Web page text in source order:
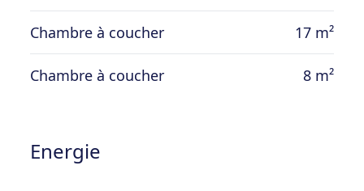
Chambre à coucher 17 m²
Chambre à coucher 8 m²
Energie